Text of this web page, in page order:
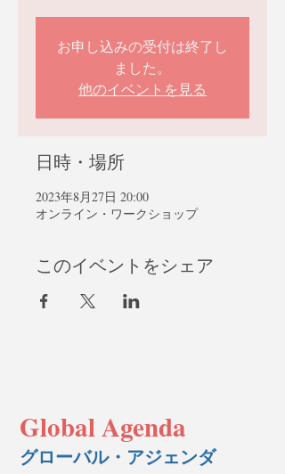
お申し込みの受付は終了し
ました。
他のイベントを見る
日時・場所
2023年8月27日 20:00
オンライン・ワークショップ
このイベントをシェア
Global Agenda
グローバル・アジェンダ